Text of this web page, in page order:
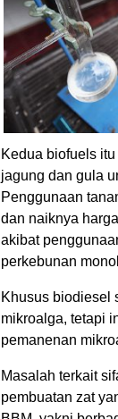
Kedua biofuels
jagung dan gula
Penggunaan
dan naiknya
akibat
perkebunan
Khusus biodiesel
mikroalga, tetapi
pemanenan
Masalah terkait
pembuatan zat